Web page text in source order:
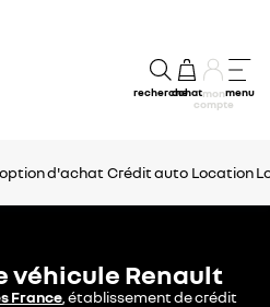
rechercheachatmon
compte
menu
d'achat Crédit auto Location
véhicule Renault
France , établissement de crédit